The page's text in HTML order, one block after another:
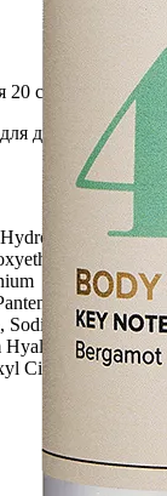
20 см.
душа, лосьон,
(and)
Ethyl Ether,
Sodium Salicylate,
Cinnamal,